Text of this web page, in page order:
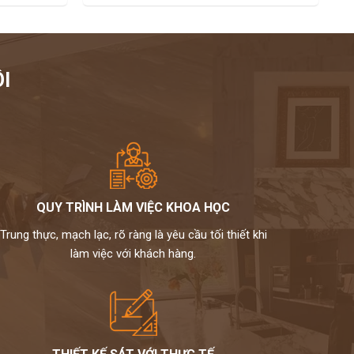
QUY TRÌNH LÀM VIỆC KHOA HỌC
Trung thực, mạch lạc, rõ ràng là yêu cầu tối thiết khi
làm việc với khách hàng.